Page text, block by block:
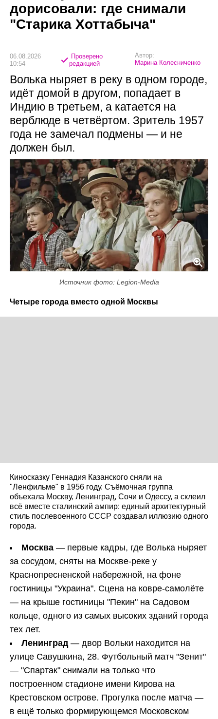
дорисовали: где снимали
"Старика Хоттабыча"
06.08.2026
10:54
Проверено
редакцией
Автор:
Марина Колесниченко
Волька ныряет в реку в одном городе,
идёт домой в другом, попадает в
Индию в третьем, а катается на
верблюде в четвёртом. Зритель 1957
года не замечал подмены — и не
должен был.
Источник фото: Legion-Media
Четыре города вместо одной Москвы
Киносказку Геннадия Казанского сняли на
"Ленфильме" в 1956 году. Съёмочная группа
объехала Москву, Ленинград, Сочи и Одессу, а склеил
всё вместе сталинский ампир: единый архитектурный
стиль послевоенного СССР создавал иллюзию одного
города.
Москва — первые кадры, где Волька ныряет
за сосудом, сняты на Москве-реке у
Краснопресненской набережной, на фоне
гостиницы "Украина". Сцена на ковре-самолёте
— на крыше гостиницы "Пекин" на Садовом
кольце, одного из самых высоких зданий города
тех лет.
Ленинград — двор Вольки находится на
улице Савушкина, 28. Футбольный матч "Зенит"
— "Спартак" снимали на только что
построенном стадионе имени Кирова на
Крестовском острове. Прогулка после матча —
в ещё только формирующемся Московском